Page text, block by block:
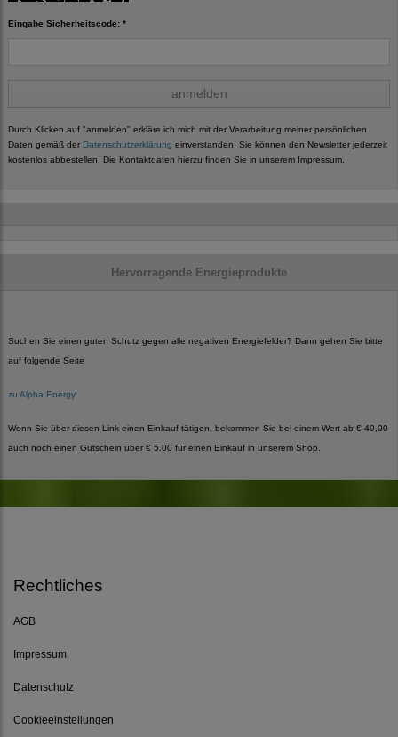
Eingabe Sicherheitscode: *
anmelden
Durch Klicken auf "anmelden" erkläre ich mich mit der Verarbeitung meiner persönlichen
Daten gemäß der Datenschutzerklärung einverstanden. Sie können den Newsletter jederzeit
kostenlos abbestellen. Die Kontaktdaten hierzu finden Sie in unserem Impressum.
Hervorragende Energieprodukte
Suchen Sie einen guten Schutz gegen alle negativen Energiefelder? Dann gehen Sie bitte
auf folgende Seite
zu Alpha Energy
Wenn Sie über diesen Link einen Einkauf tätigen, bekommen Sie bei einem Wert ab € 40,00
auch noch einen Gutschein über € 5.00 für einen Einkauf in unserem Shop.
Rechtliches
AGB
Impressum
Datenschutz
Cookieeinstellungen